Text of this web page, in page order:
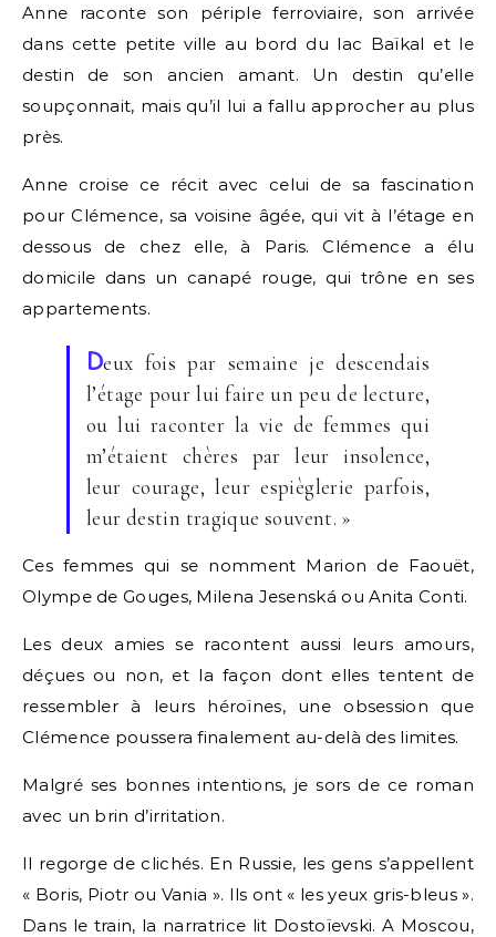
Anne raconte son périple ferroviaire, son arrivée
dans cette petite ville au bord du lac Baïkal et le
destin de son ancien amant. Un destin qu’elle
soupçonnait, mais qu’il lui a fallu approcher au plus
près.
Anne croise ce récit avec celui de sa fascination
pour Clémence, sa voisine âgée, qui vit à l’étage en
dessous de chez elle, à Paris. Clémence a élu
domicile dans un canapé rouge, qui trône en ses
appartements.
Deux fois par semaine je descendais
l’étage pour lui faire un peu de lecture,
ou lui raconter la vie de femmes qui
m’étaient chères par leur insolence,
leur courage, leur espièglerie parfois,
leur destin tragique souvent. »
Ces femmes qui se nomment Marion de Faouët,
Olympe de Gouges, Milena Jesenská ou Anita Conti.
Les deux amies se racontent aussi leurs amours,
déçues ou non, et la façon dont elles tentent de
ressembler à leurs héroïnes, une obsession que
Clémence poussera finalement au-delà des limites.
Malgré ses bonnes intentions, je sors de ce roman
avec un brin d’irritation.
Il regorge de clichés. En Russie, les gens s’appellent
« Boris, Piotr ou Vania ». Ils ont « les yeux gris-bleus ».
Dans le train, la narratrice lit Dostoïevski. A Moscou,